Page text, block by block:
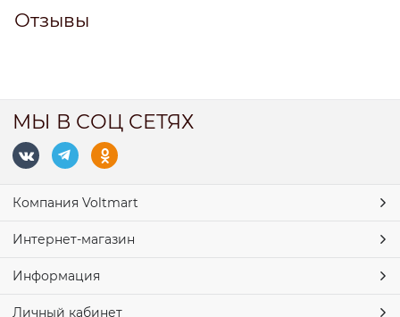
Отзывы
МЫ В СОЦ СЕТЯХ
Компания Voltmart
Интернет-магазин
Информация
Личный кабинет